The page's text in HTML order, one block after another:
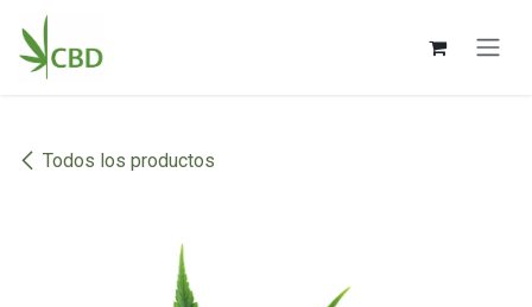
Ir al contenido
Todos los productos